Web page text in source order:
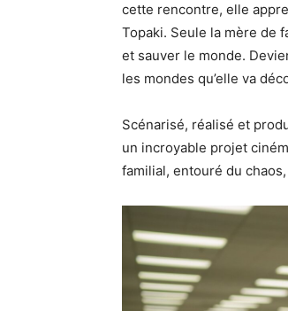
cette rencontre, elle
Topaki. Seule la mère de
et sauver le monde.
les mondes qu’elle va
Scénarisé, réalisé et
un incroyable projet
familial, entouré du